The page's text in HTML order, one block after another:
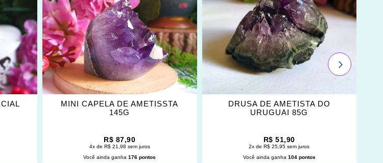
OS
FAVORITOS
MINI CAPELA DE AMETISSTA
145G
R$ 87,90
4x de R$ 21,98 sem juros
Você ainda ganha176 pontos
FAVORITOS
DRUSA DE AMETISTA DO
URUGUAI 85G
R$ 51,90
2x de R$ 25,95 sem juros
Você ainda ganha 104 pontos
PRÓXIMO